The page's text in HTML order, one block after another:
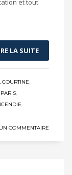
et tout
LA SUITE
,
PARIS,
,
COMMENTAIRE